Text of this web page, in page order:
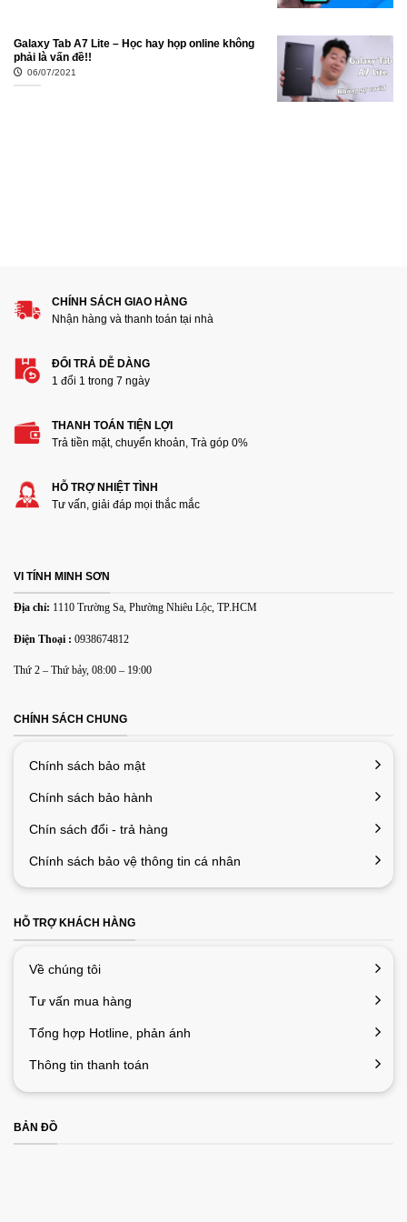
Galaxy Tab A7 Lite – Học hay họp online không
phải là vấn đề!!
06/07/2021
CHÍNH SÁCH GIAO HÀNG
Nhận hàng và thanh toán tại nhà
ĐỔI TRẢ DỄ DÀNG
1 đổi 1 trong 7 ngày
THANH TOÁN TIỆN LỢI
Trả tiền mặt, chuyển khoản, Trà góp 0%
HỖ TRỢ NHIỆT TÌNH
Tư vấn, giải đáp mọi thắc mắc
VI TÍNH MINH SƠN
Địa chỉ: 1110 Trường Sa, Phường Nhiêu Lộc, TP.HCM
Điện Thoại : 0938674812
Thứ 2 – Thứ bảy, 08:00 – 19:00
CHÍNH SÁCH CHUNG
Chính sách bảo mật
Chính sách bảo hành
Chín sách đổi - trả hàng
Chính sách bảo vệ thông tin cá nhân
HỖ TRỢ KHÁCH HÀNG
Về chúng tôi
Tư vấn mua hàng
Tổng hợp Hotline, phản ánh
Thông tin thanh toán
BẢN ĐỒ